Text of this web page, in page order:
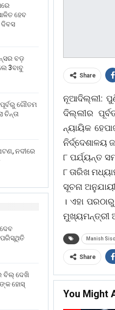
Share
ନୂଆଦିଲ୍ଲୀ:
ଦିଲ୍ଲୀର
ନ୍ୟାୟିକ
ନିର୍ଦ୍ଦେଶାଳୟ
୮ ପର୍ଯ୍ୟନ୍ତ
୮ ତାରିଖ
ସୂଚନା
। ଏହା
ମୁଖ୍ୟମନ୍ତ୍ରୀ
Manish
Share
You Might
ହେବ
ଦିବସ
ବଡ଼
3ବାବୁ
ଗୌତମ
ଚିନ୍ତା
ନଦୀରେ
ବିଲ୍ ଦେଖି
ହୋସ୍